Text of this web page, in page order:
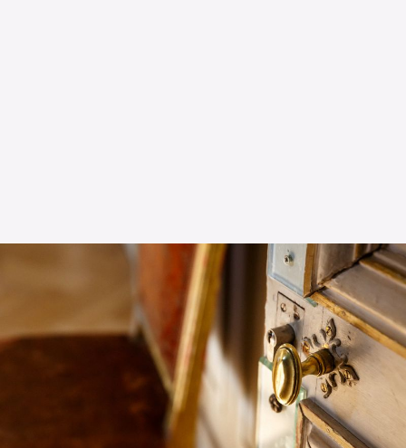
Die OnR mit euch
Führungen durch die Oper